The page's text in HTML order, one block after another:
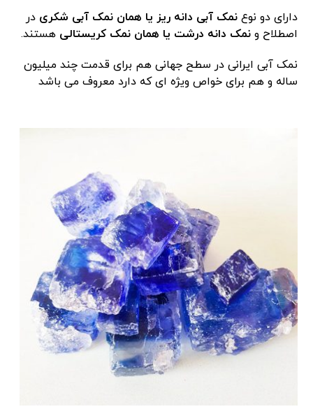
دارای دو نوعنمک آبی دانه ریز یا همان نمک آبی شکری در
اصطلاح ونمک دانه درشت یا همان نمک کریستالی هستند.
نمک آبی ایرانی در سطح جهانی هم برای قدمت چند میلیون
ساله و هم برای خواص ویژه ای که دارد معروف می باشد